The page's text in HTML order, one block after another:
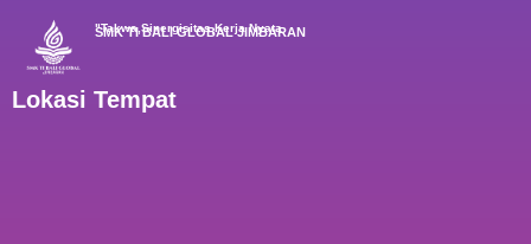
SMK TI BALI GLOBAL JIMBARAN
"Takwa,Sinergisitas,Kerja Nyata
Lokasi Tempat